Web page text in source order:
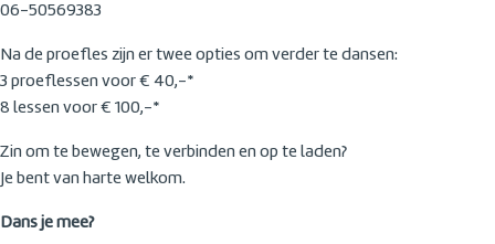
06-50569383
Na de proefles zijn er twee opties om verder te dansen:
3 proeflessen voor € 40,-*
8 lessen voor € 100,-*
Zin om te bewegen, te verbinden en op te laden?
Je bent van harte welkom.
Dans je mee?